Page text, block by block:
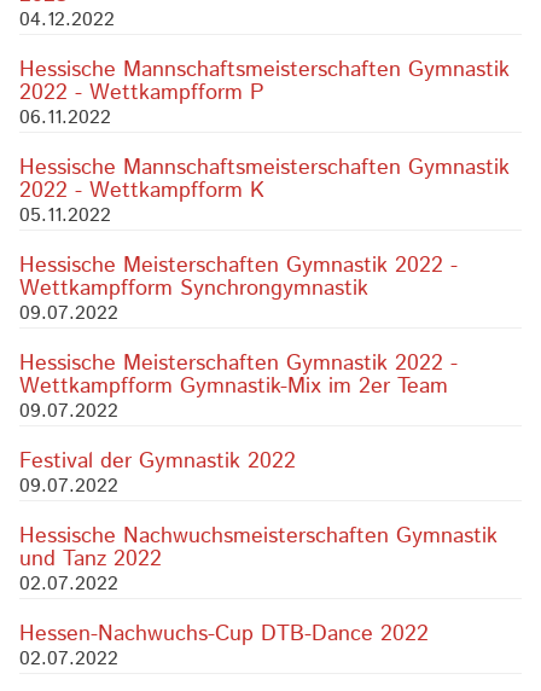
04.12.2022
Hessische Mannschaftsmeisterschaften Gymnastik
2022 - Wettkampfform P
06.11.2022
Hessische Mannschaftsmeisterschaften Gymnastik
2022 - Wettkampfform K
05.11.2022
Hessische Meisterschaften Gymnastik 2022 -
Wettkampfform Synchrongymnastik
09.07.2022
Hessische Meisterschaften Gymnastik 2022 -
Wettkampfform Gymnastik-Mix im 2er Team
09.07.2022
Festival der Gymnastik 2022
09.07.2022
Hessische Nachwuchsmeisterschaften Gymnastik
und Tanz 2022
02.07.2022
Hessen-Nachwuchs-Cup DTB-Dance 2022
02.07.2022